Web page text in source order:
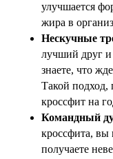
улучшается
жира в
Нескучные
лучший друг
знаете, что
Такой подход,
кроссфит на
Командный
кроссфита, вы
получаете